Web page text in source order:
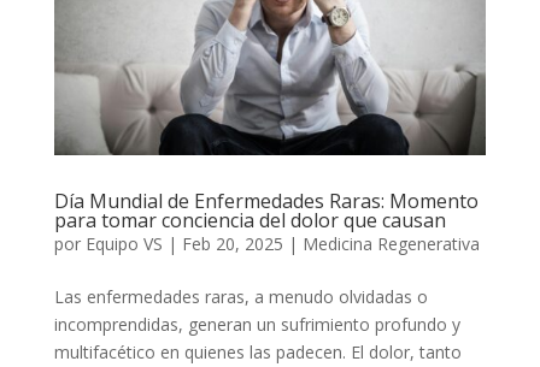
Día Mundial de Enfermedades Raras: Momento
para tomar conciencia del dolor que causan
por Equipo VS | Feb 20, 2025 | Medicina Regenerativa
Las enfermedades raras, a menudo olvidadas o
incomprendidas, generan un sufrimiento profundo y
multifacético en quienes las padecen. El dolor, tanto